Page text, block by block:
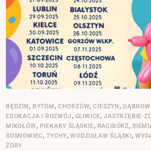
BĘDZIN , BYTOM , CHORZÓW,CIESZYN ,
EDUKACJA I ROZWÓJ , GLIWICE,JASTRZĘBIE-
MIKOŁÓW , PIEKARY ŚLĄSKIE, RACIBÓRZ,
SOSNOWIEC,TYCHY,WODZISŁAW ŚLĄSKI,
ŻORY